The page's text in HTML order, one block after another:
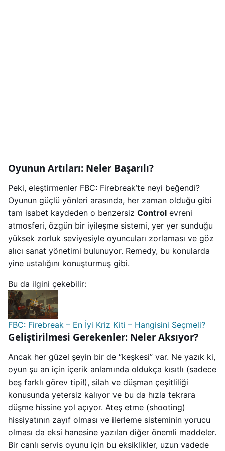
Oyunun Artıları: Neler Başarılı?
Peki, eleştirmenler FBC: Firebreak’te neyi beğendi?
Oyunun güçlü yönleri arasında, her zaman olduğu gibi
tam isabet kaydeden o benzersiz Control evreni
atmosferi, özgün bir iyileşme sistemi, yer yer sunduğu
yüksek zorluk seviyesiyle oyuncuları zorlaması ve göz
alıcı sanat yönetimi bulunuyor. Remedy, bu konularda
yine ustalığını konuşturmuş gibi.
Bu da ilgini çekebilir:
FBC: Firebreak – En İyi Kriz Kiti – Hangisini Seçmeli?
Geliştirilmesi Gerekenler: Neler Aksıyor?
Ancak her güzel şeyin bir de “keşkesi” var. Ne yazık ki,
oyun şu an için içerik anlamında oldukça kısıtlı (sadece
beş farklı görev tipi!), silah ve düşman çeşitliliği
konusunda yetersiz kalıyor ve bu da hızla tekrara
düşme hissine yol açıyor. Ateş etme (shooting)
hissiyatının zayıf olması ve ilerleme sisteminin yorucu
olması da eksi hanesine yazılan diğer önemli maddeler.
Bir canlı servis oyunu için bu eksiklikler, uzun vadede